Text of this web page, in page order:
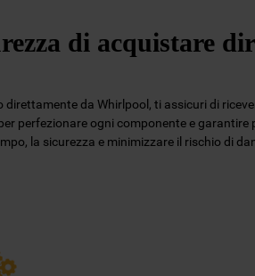
di acquistare
da Whirlpool, ti assicuri di
perfezionare ogni componente e
la sicurezza e minimizzare il rischio di